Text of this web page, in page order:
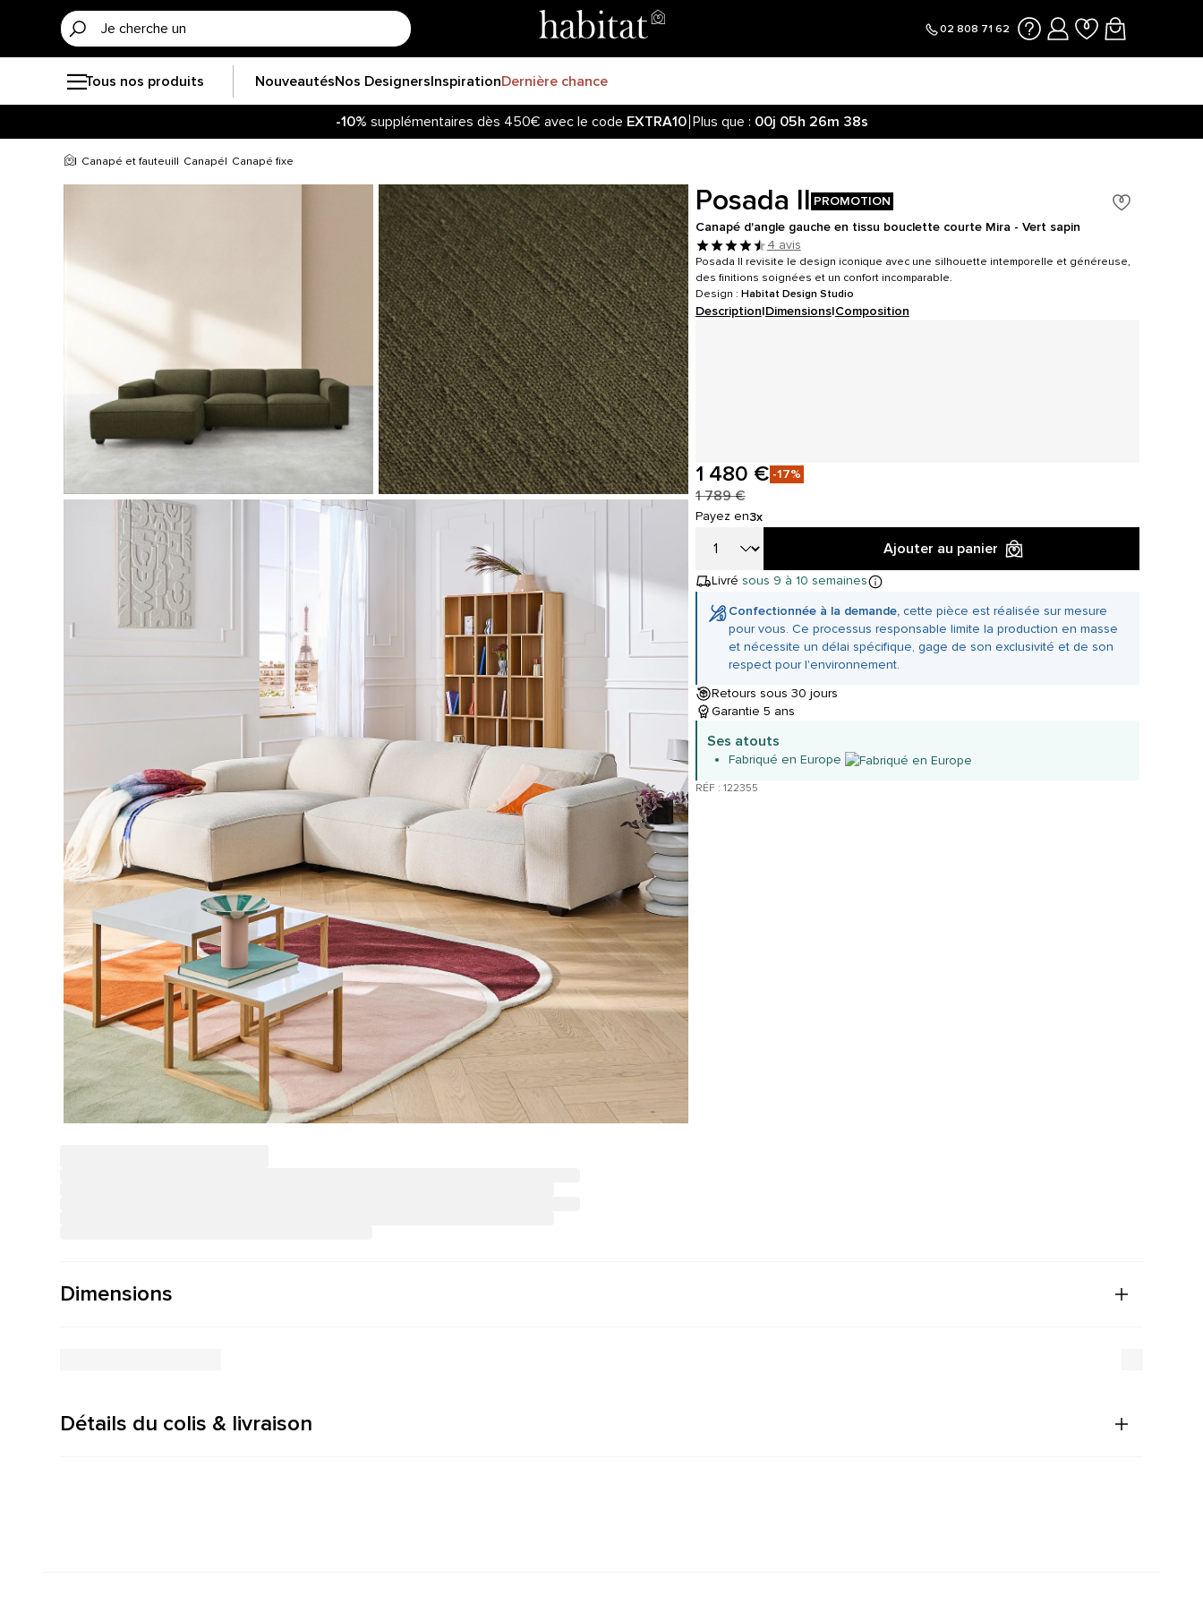
02 808 71 62
Tous nos produits NouveautésNos DesignersInspirationDernière chance
-10% supplémentaires dès 450€ avec le code EXTRA10 Plus que : 00j 05h 26m 37s
Canapé et fauteuil Canapé Canapé fixe
Posada II PROMOTION
Canapé d'angle gauche en tissu bouclette courte Mira - Vert sapin
4 avis
Posada II revisite le design iconique avec une silhouette intemporelle et généreuse,
des finitions soignées et un confort incomparable.
Design : Habitat Design Studio
Description|Dimensions|Composition
1 480 € -17%
1 789 €
Payez en3x
Ajouter au panier
Livré sous 9 à 10 semaines
Confectionnée à la demande, cette pièce est réalisée sur mesure
pour vous. Ce processus responsable limite la production en masse
et nécessite un délai spécifique, gage de son exclusivité et de son
respect pour l'environnement.
Retours sous 30 jours
Garantie 5 ans
Ses atouts
Fabriqué en Europe
RÉF : 122355
Dimensions
Détails du colis & livraison